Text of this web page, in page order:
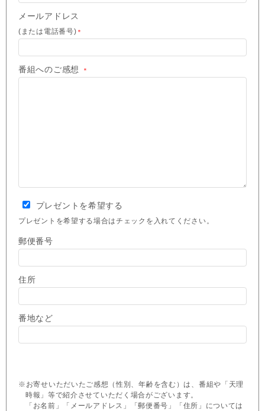
メールアドレス
(または電話番号) ＊
番組へのご感想 ＊
プレゼントを希望する
プレゼントを希望する場合はチェックを入れてください。
郵便番号
住所
番地など
※お寄せいただいたご感想（性別、年齢を含む）は、番組や「天理
時報」等で紹介させていただく場合がございます。
「お名前」「メールアドレス」「郵便番号」「住所」については